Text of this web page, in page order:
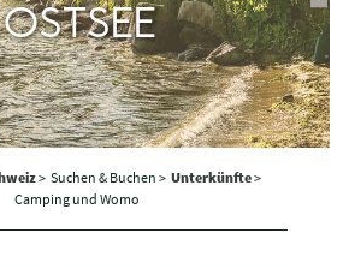
OSTSEE
> Suchen & Buchen > Unterkünfte>
Camping und Womo